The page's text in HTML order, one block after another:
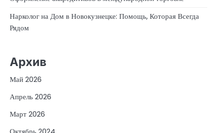
Нарколог на Дом в Новокузнецке: Помощь, Которая Всегда
Рядом
Архив
Май 2026
Апрель 2026
Март 2026